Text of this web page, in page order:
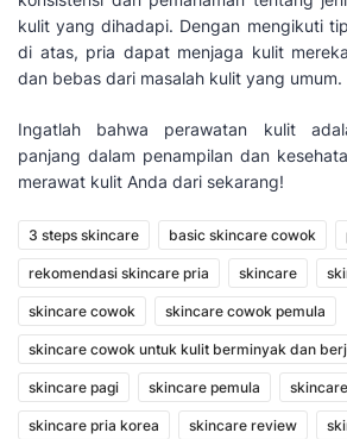
kulit yang dihadapi. Dengan mengikuti
di atas, pria dapat menjaga kulit
dan bebas dari masalah kulit yang umum.
Ingatlah bahwa perawatan kulit
panjang dalam penampilan dan
merawat kulit Anda dari sekarang!
3 steps skincare basic skincare cowok
rekomendasi skincare pria skincare
skincare cowok skincare cowok pemula
skincare cowok untuk kulit berminyak dan
skincare pagi skincare pemula
skincare pria korea skincare review